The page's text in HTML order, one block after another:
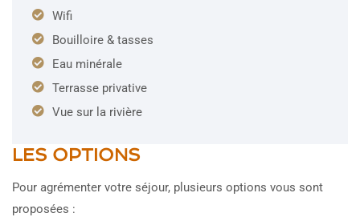
Wifi
Bouilloire & tasses
Eau minérale
Terrasse privative
Vue sur la rivière
LES OPTIONS
Pour agrémenter votre séjour, plusieurs options vous sont
proposées :